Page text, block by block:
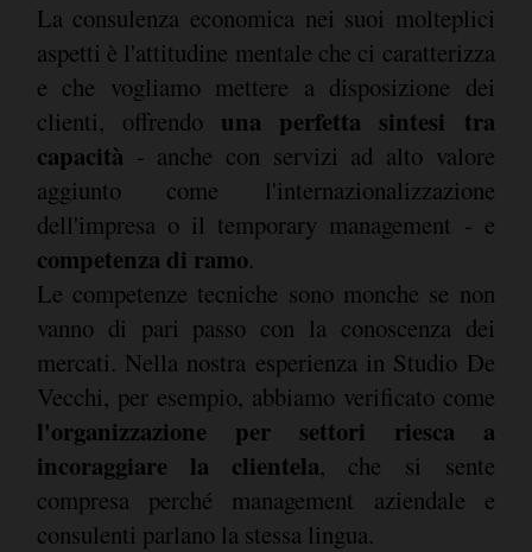
La consulenza economica nei suoi molteplici
aspetti è l'attitudine mentale che ci caratterizza
e che vogliamo mettere a disposizione dei
clienti, offrendo una perfetta sintesi tra
capacità - anche con servizi ad alto valore
aggiunto come l'internazionalizzazione
dell'impresa o il temporary management - e
competenza di ramo.
Le competenze tecniche sono monche se non
vanno di pari passo con la conoscenza dei
mercati. Nella nostra esperienza in Studio De
Vecchi, per esempio, abbiamo verificato come
l'organizzazione per settori riesca a
incoraggiare la clientela, che si sente
compresa perché management aziendale e
consulenti parlano la stessa lingua.